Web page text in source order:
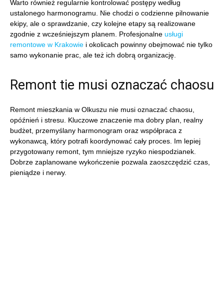
Warto również regularnie kontrolować postępy według
ustalonego harmonogramu. Nie chodzi o codzienne pilnowanie
ekipy, ale o sprawdzanie, czy kolejne etapy są realizowane
zgodnie z wcześniejszym planem. Profesjonalne usługi
remontowe w Krakowie i okolicach powinny obejmować nie tylko
samo wykonanie prac, ale też ich dobrą organizację.
Remont tie musi oznaczać chaosu
Remont mieszkania w Olkuszu nie musi oznaczać chaosu,
opóźnień i stresu. Kluczowe znaczenie ma dobry plan, realny
budżet, przemyślany harmonogram oraz współpraca z
wykonawcą, który potrafi koordynować cały proces. Im lepiej
przygotowany remont, tym mniejsze ryzyko niespodzianek.
Dobrze zaplanowane wykończenie pozwala zaoszczędzić czas,
pieniądze i nerwy.